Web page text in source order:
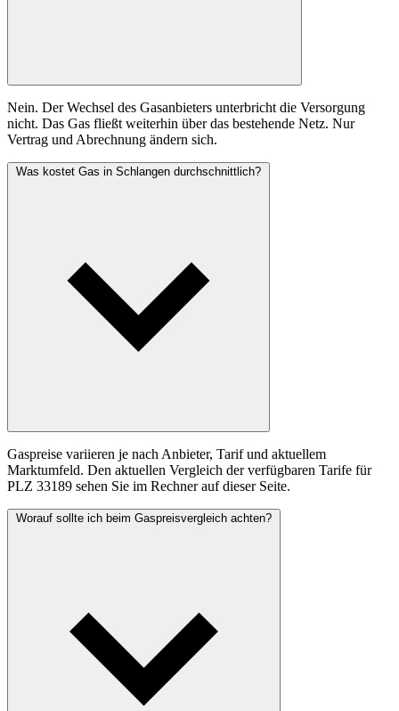
Nein. Der Wechsel des Gasanbieters unterbricht die Versorgung
nicht. Das Gas fließt weiterhin über das bestehende Netz. Nur
Vertrag und Abrechnung ändern sich.
Was kostet Gas in Schlangen durchschnittlich?
Gaspreise variieren je nach Anbieter, Tarif und aktuellem
Marktumfeld. Den aktuellen Vergleich der verfügbaren Tarife für
PLZ 33189 sehen Sie im Rechner auf dieser Seite.
Worauf sollte ich beim Gaspreisvergleich achten?